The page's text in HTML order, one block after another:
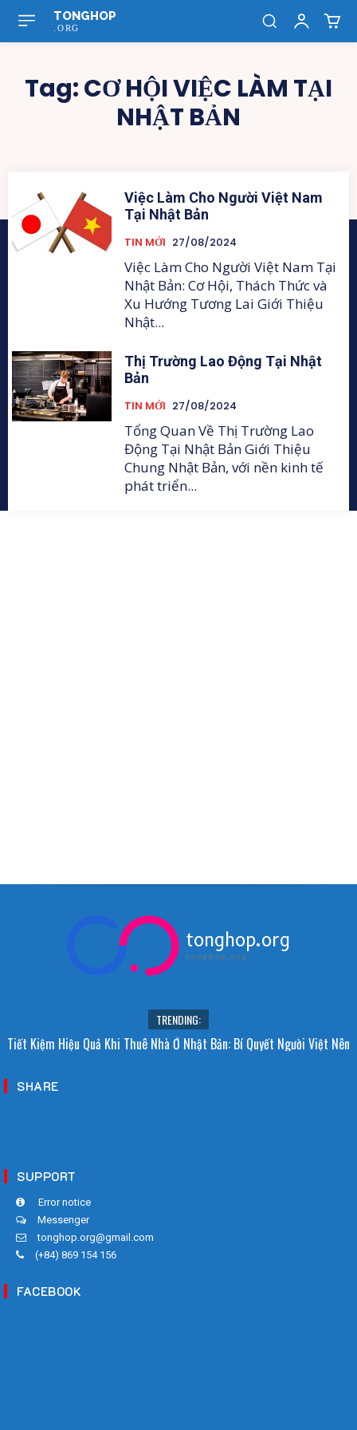
TONGHOP
.ORG
Tag:CƠ HỘI VIỆC LÀM TẠI
NHẬT BẢN
Việc Làm Cho Người Việt Nam
Tại Nhật Bản
TIN MỚI 27/08/2024
Việc Làm Cho Người Việt Nam Tại
Nhật Bản: Cơ Hội, Thách Thức và
Xu Hướng Tương Lai Giới Thiệu
Nhật...
Thị Trường Lao Động Tại Nhật
Bản
TIN MỚI 27/08/2024
Tổng Quan Về Thị Trường Lao
Động Tại Nhật Bản Giới Thiệu
Chung Nhật Bản, với nền kinh tế
phát triển...
tonghop.org
tonghop.org
TRENDING:
Tiết Kiệm Hiệu Quả Khi Thuê Nhà Ở Nhật Bản: Bí Quyết Người Việt Nên
SHARE
SUPPORT
Error notice
Messenger
tonghop.org@gmail.com
(+84) 869 154 156
FACEBOOK